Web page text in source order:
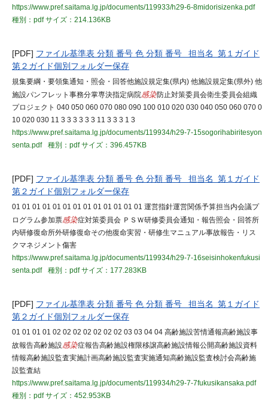
https://www.pref.saitama.lg.jp/documents/119933/h29-6-8midorisizenka.pdf
種別：pdfサイズ：214.136KB
[PDF] ファイル基準表 分類 番号 色 分類 番号 担当名 第１ガイド
第２ガイド個別フォルダー保存
規集要綱・要領集通知・照会・回答他施設規定集(県内) 他施設規定集(県外) 他
施設パンフレット事務分掌専決指定病院感染防止対策委員会衛生委員会組織
プロジェクト 040 050 060 070 080 090 100 010 020 030 040 050 060 070 0
10 020 030 11 3 3 3 3 3 3 11 3 3 3 1 3
https://www.pref.saitama.lg.jp/documents/119934/h29-7-15sogorihabiritesyon
senta.pdf
種別：pdfサイズ：396.457KB
[PDF] ファイル基準表 分類 番号 色 分類 番号 担当名 第１ガイド
第２ガイド個別フォルダー保存
01 01 01 01 01 01 01 01 01 01 01 01 01 運営指針運営関係予算担当内会議プ
ログラム参加票感染症対策委員会 ＰＳＷ研修委員会通知・報告照会・回答所
内研修復命所外研修復命その他復命実習・研修生マニュアル事故報告・リス
クマネジメント傷害
https://www.pref.saitama.lg.jp/documents/119934/h29-7-16seisinhokenfukusi
senta.pdf
種別：pdfサイズ：177.283KB
[PDF] ファイル基準表 分類 番号 色 分類 番号 担当名 第１ガイド
第２ガイド個別フォルダー保存
01 01 01 01 02 02 02 02 02 02 02 03 03 04 04 高齢施設苦情通報高齢施設事
故報告高齢施設感染症報告高齢施設権限移譲高齢施設情報公開高齢施設資料
情報高齢施設監査実施計画高齢施設監査実施通知高齢施設監査検討会高齢施
設監査結
https://www.pref.saitama.lg.jp/documents/119934/h29-7-7fukusikansaka.pdf
種別：pdfサイズ：452.953KB